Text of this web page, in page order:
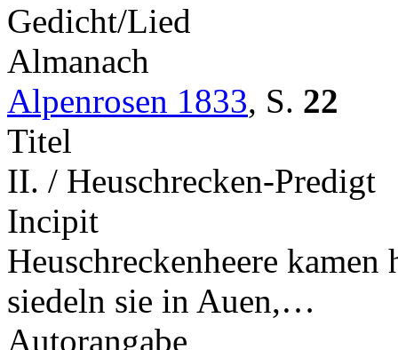
Gedicht/Lied
Almanach
Alpenrosen 1833, S. 22
Titel
II. / Heuschrecken-Predigt
Incipit
Heuschreckenheere
siedeln sie in Auen,…
Autorangabe